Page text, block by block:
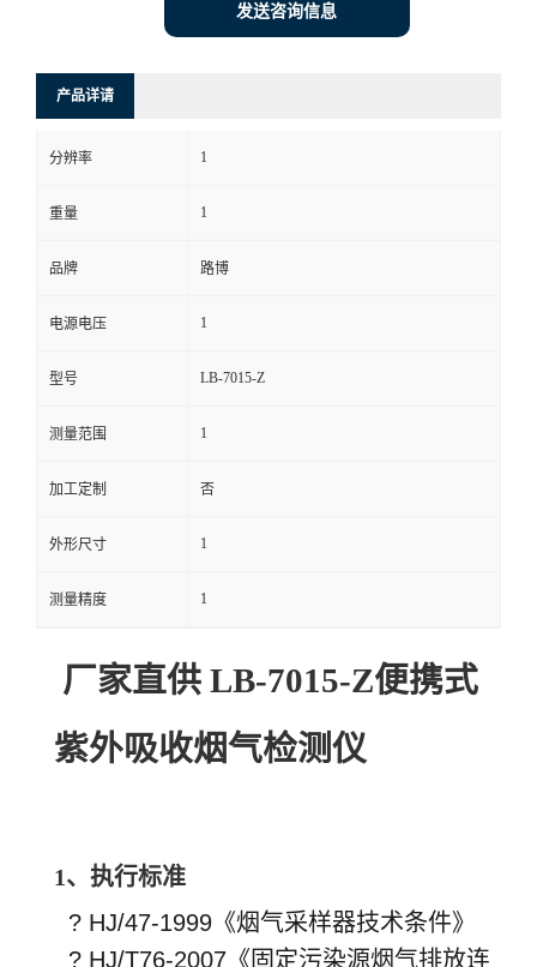
系
方
式
在
线
发送咨询信息
产品详请
分辨率 1
重量 1
品牌 路博
电源电压 1
型号 LB-7015-Z
测量范围 1
加工定制 否
外形尺寸 1
测量精度 1
厂家直供 LB-7015-Z便携式
紫外吸收烟气检测仪
1、 执行标准
? HJ/47-1999《烟气采样器技术条件》
? HJ/T76-2007《固定污染源烟气排放连